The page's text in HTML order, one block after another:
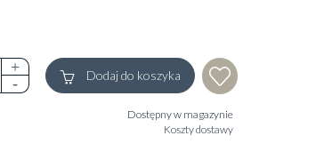
Dodaj do koszyka
Dostępny w magazynie
Koszty dostawy